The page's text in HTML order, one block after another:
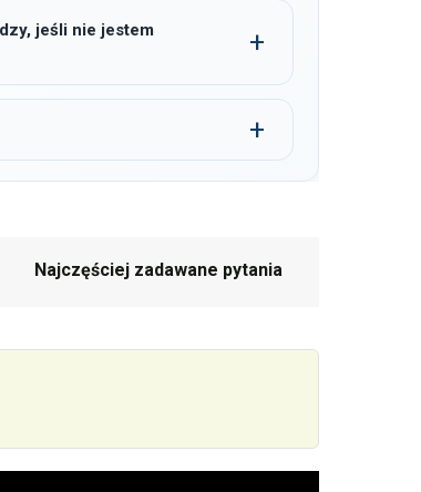
jeśli nie jestem
Najczęściej zadawane pytania